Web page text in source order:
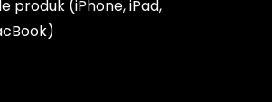
produk (iPhone, iPad,